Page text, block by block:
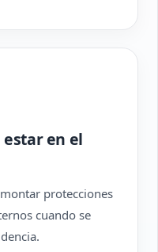
en el
protecciones
cuando se